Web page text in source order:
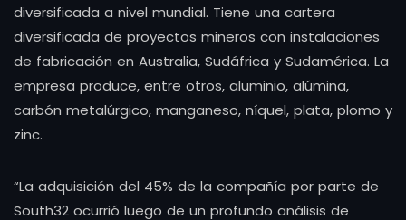
diversificada a nivel mundial. Tiene una cartera
diversificada de proyectos mineros con instalaciones
de fabricación en Australia, Sudáfrica y Sudamérica. La
empresa produce, entre otros, aluminio, alúmina,
carbón metalúrgico, manganeso, níquel, plata, plomo y
zinc.
“La adquisición del 45% de la compañía por parte de
South32 ocurrió luego de un profundo análisis de